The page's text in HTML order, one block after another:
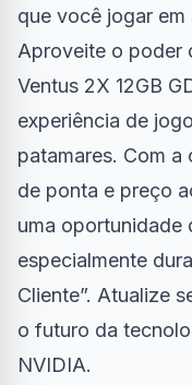
que você jogar em
Aproveite o poder
Ventus 2X 12GB
experiência de
patamares. Com a
de ponta e preço
uma oportunidade
especialmente
Cliente”. Atualize
o futuro da
NVIDIA.